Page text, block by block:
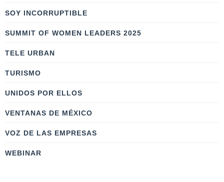
SOY INCORRUPTIBLE
SUMMIT OF WOMEN LEADERS 2025
TELE URBAN
TURISMO
UNIDOS POR ELLOS
VENTANAS DE MÉXICO
VOZ DE LAS EMPRESAS
WEBINAR